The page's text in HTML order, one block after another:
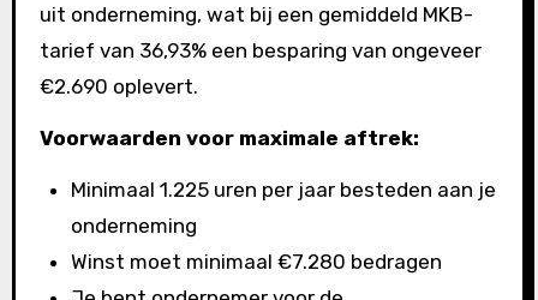
uit onderneming, wat bij een gemiddeld MKB-
tarief van 36,93% een besparing van ongeveer
€2.690 oplevert.
Voorwaarden voor maximale aftrek:
Minimaal 1.225 uren per jaar besteden aan je
onderneming
Winst moet minimaal €7.280 bedragen